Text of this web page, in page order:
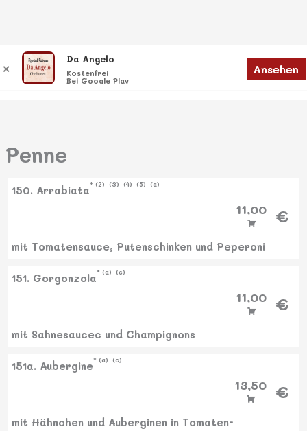
Inhalt
springen
Penne
150. Arrabiata 2 3 4 5 a
11,00 €
mit Tomatensauce, Putenschinken und Peperoni
151. Gorgonzola a c
11,00 €
mit Sahnesaucec und Champignons
151a. Aubergine a c
13,50 €
mit Hähnchen und Auberginen in Tomaten-
✕
Da Angelo
Kostenfrei
Bei Google Play
Ansehen